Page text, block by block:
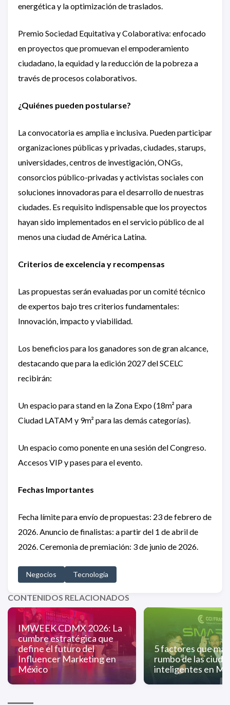
energética y la optimización de traslados.
Premio Sociedad Equitativa y Colaborativa: enfocado
en proyectos que promuevan el empoderamiento
ciudadano, la equidad y la reducción de la pobreza a
través de procesos colaborativos.
¿Quiénes pueden postularse?
La convocatoria es amplia e inclusiva. Pueden participar
organizaciones públicas y privadas, ciudades, starups,
universidades, centros de investigación, ONGs,
consorcios público-privadas y activistas sociales con
soluciones innovadoras para el desarrollo de nuestras
ciudades. Es requisito indispensable que los proyectos
hayan sido implementados en el servicio público de al
menos una ciudad de América Latina.
Criterios de excelencia y recompensas
Las propuestas serán evaluadas por un comité técnico
de expertos bajo tres criterios fundamentales:
Innovación, impacto y viabilidad.
Los beneficios para los ganadores son de gran alcance,
destacando que para la edición 2027 del SCELC
recibirán:
Un espacio para stand en la Zona Expo (18m² para
Ciudad LATAM y 9m² para las demás categorías).
Un espacio como ponente en una sesión del Congreso.
Accesos VIP y pases para el evento.
Fechas Importantes
Fecha límite para envío de propuestas: 23 de febrero de
2026. Anuncio de finalistas: a partir del 1 de abril de
2026. Ceremonia de premiación: 3 de junio de 2026.
Negocios Tecnología
CONTENIDOS RELACIONADOS
IMWEEK CDMX 2026: La
cumbre estratégica que
define el futuro del
Influencer Marketing en
México
5 factores que
rumbo de las
inteligentes en